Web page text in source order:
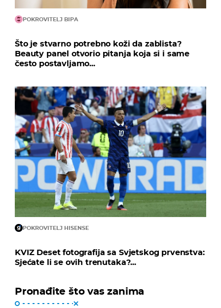
POKROVITELJ BIPA
Što je stvarno potrebno koži da zablista?
Beauty panel otvorio pitanja koja si i same
često postavljamo...
POKROVITELJ HISENSE
KVIZ Deset fotografija sa Svjetskog prvenstva:
Sjećate li se ovih trenutaka?...
Pronađite što vas zanima